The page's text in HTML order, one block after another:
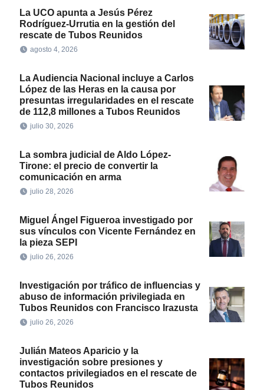
La UCO apunta a Jesús Pérez
Rodríguez-Urrutia en la gestión del
rescate de Tubos Reunidos
agosto 4, 2026
La Audiencia Nacional incluye a Carlos
López de las Heras en la causa por
presuntas irregularidades en el rescate
de 112,8 millones a Tubos Reunidos
julio 30, 2026
La sombra judicial de Aldo López-
Tirone: el precio de convertir la
comunicación en arma
julio 28, 2026
Miguel Ángel Figueroa investigado por
sus vínculos con Vicente Fernández en
la pieza SEPI
julio 26, 2026
Investigación por tráfico de influencias y
abuso de información privilegiada en
Tubos Reunidos con Francisco Irazusta
julio 26, 2026
Julián Mateos Aparicio y la
investigación sobre presiones y
contactos privilegiados en el rescate de
Tubos Reunidos